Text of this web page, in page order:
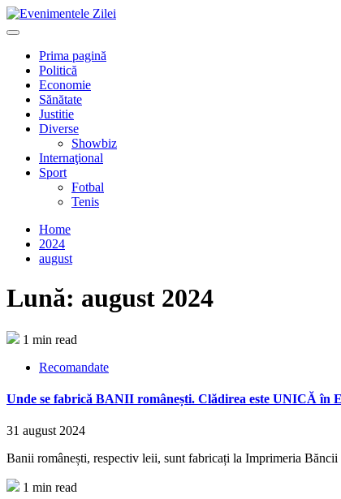
Mergi
la
Primary
Prima pagină
Politică
Economie
Sănătate
Justitie
Diverse
Showbiz
Internaţional
Sport
Fotbal
Tenis
Home
2024
august
Lună: august 2024
1 min read
Recomandate
Unde se fabrică BANII românești. Clădirea este UNICĂ în
31 august 2024
Banii românești, respectiv leii, sunt fabricați la Imprimeria
1 min read